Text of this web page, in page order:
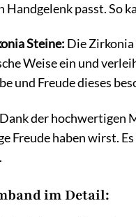
Handgelenk passt. So
Steine: Die Zirkonia
Weise ein und
und Freude dieses
Dank der hochwertigen
Freude haben wirst.
im Detail: